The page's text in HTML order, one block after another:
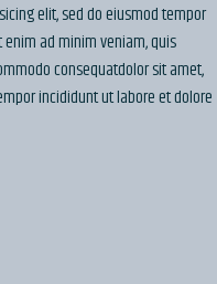
elit, sed do eiusmod tempor
ad minim veniam, quis
consequatdolor sit amet,
incididunt ut labore et dolore